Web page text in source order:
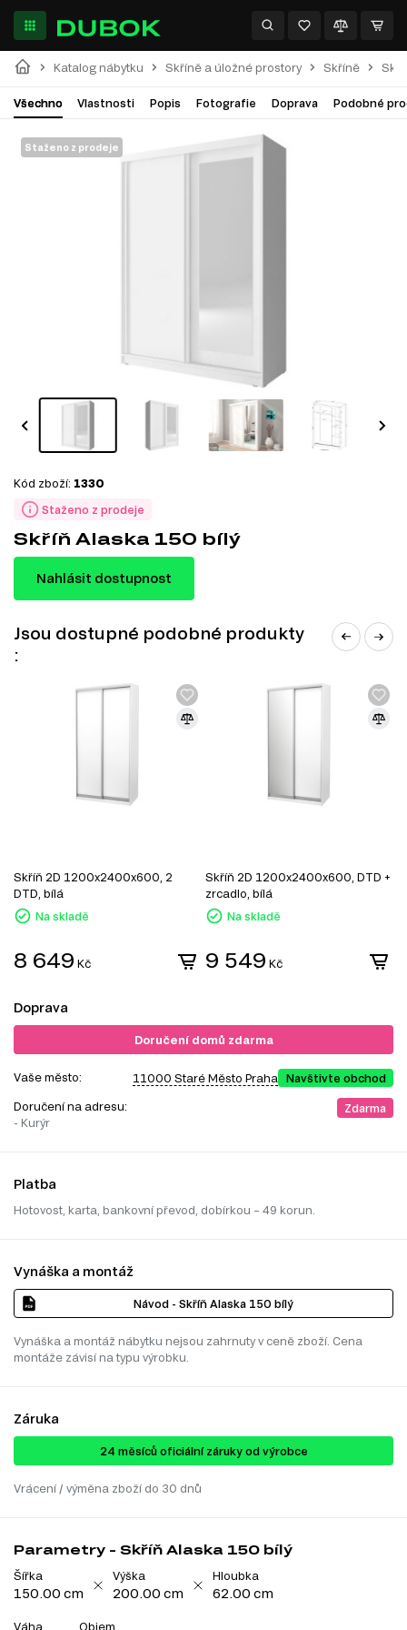
Katalog nábytku Skříně a úložné prostory Skříně
Všechno Vlastnosti Popis Fotografie Doprava Podobné
Staženo z prodeje
Staženo z prodeje
Kód zboží: 1330
Skříň Alaska 150 bílý
Nahlásit dostupnost
Jsou dostupné podobné produkty
:
Skříň 2D 1200x2400x600, 2
DTD, bílá
Na skladě
8 649 Kč
Skříň 2D 1200x2400x600, DTD +
zrcadlo, bílá
Na skladě
9 549 Kč
Doprava
Doručení domů zdarma
Vaše město: 11000 Staré Město Praha Navštivte obchod
Doručení na adresu:
- Kurýr
Zdarma
Platba
Hotovost, karta, bankovní převod, dobírkou – 49 korun.
Vynáška a montáž
Návod - Skříň Alaska 150 bílý
Vynáška a montáž nábytku nejsou zahrnuty v ceně zboží. Cena
montáže závisí na typu výrobku.
Záruka
24 ​​​​měsíců oficiální záruky od výrobce
Vrácení / výměna zboží do 30 dnů
Parametry - Skříň Alaska 150 bílý
Šířka
150.00 cm
Výška
200.00 cm
Hloubka
62.00 cm
Váha Objem